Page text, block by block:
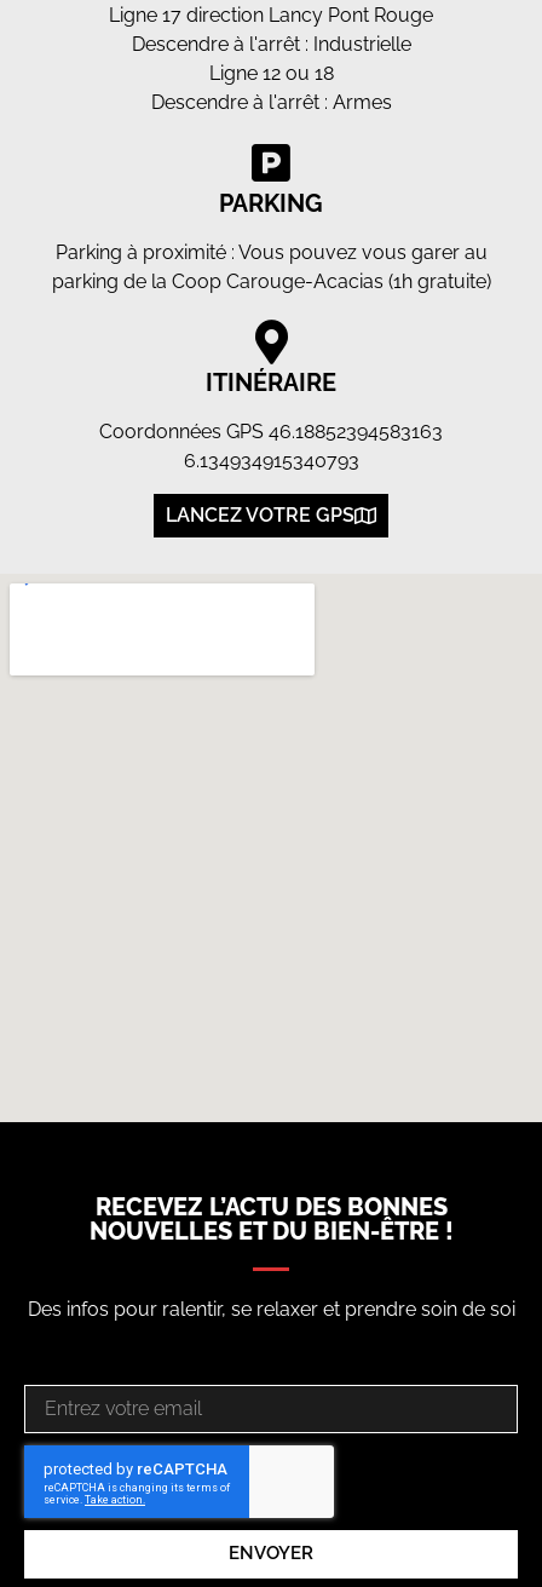
Ligne 17 direction Lancy Pont Rouge
Descendre à l'arrêt : Industrielle
Ligne 12 ou 18
Descendre à l'arrêt : Armes
PARKING
Parking à proximité : Vous pouvez vous garer au
parking de la Coop Carouge-Acacias (1h gratuite)
ITINÉRAIRE
Coordonnées GPS 46.18852394583163
6.134934915340793
LANCEZ VOTRE GPS
RECEVEZ L’ACTU DES BONNES
NOUVELLES ET DU BIEN-ÊTRE !
Des infos pour ralentir, se relaxer et prendre soin de soi
ENVOYER